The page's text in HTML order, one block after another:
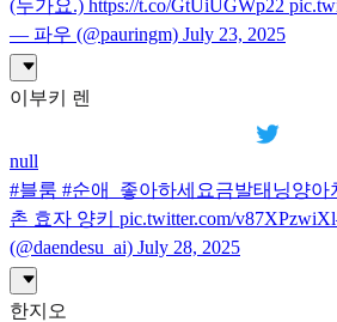
(누가요.) https://t.co/GtUiUGWp22
— 파우 (@pauringm) July 23, 2025
이부키 렌
null
#블룸 #순애_좋아하세요금발태닝양
촌 효자 양키 pic.twitter.com/
(@daendesu_ai) July 28, 2025
한지오